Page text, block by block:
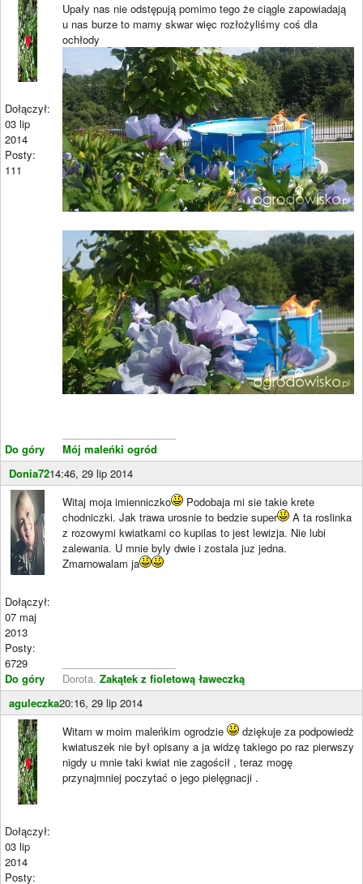
Dołączył:
03 lip
2014
Posty:
111
Do góry
Upały nas nie odstępują pomimo tego że ciągle zapowiadają
u nas burze to mamy skwar więc rozłożyliśmy coś dla
ochłody
Mój maleńki ogród
Donia7214:46, 29 lip 2014
Dołączył:
07 maj
2013
Posty:
6729
Do góry
Witaj moja imienniczko
Podobaja mi sie takie krete
chodniczki. Jak trawa urosnie to bedzie super
A ta roslinka
z rozowymi kwiatkami co kupilas to jest lewizja. Nie lubi
zalewania. U mnie byly dwie i zostala juz jedna.
Zmarnowalam ja
Dorota. Zakątek z fioletową ławeczką
aguleczka20:16, 29 lip 2014
Dołączył:
03 lip
2014
Posty:
Witam w moim maleńkim ogrodzie
dziękuje za podpowiedż
kwiatuszek nie był opisany a ja widzę takiego po raz pierwszy
nigdy u mnie taki kwiat nie zagościł , teraz mogę
przynajmniej poczytać o jego pielęgnacji .